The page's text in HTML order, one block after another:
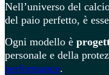
Nell’universo del
del paio perfetto, è
Ogni modello è
personale e della
performance.